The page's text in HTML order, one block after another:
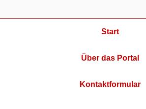
Start
Über das Portal
Kontaktformular